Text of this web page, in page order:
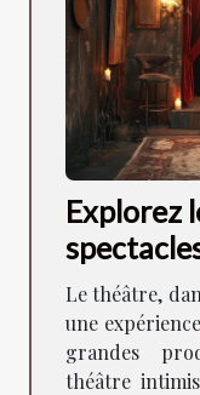
Explorez
Le théâtre,
une
grandes
théâtre